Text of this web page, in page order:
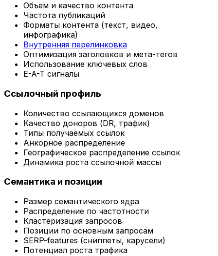
Объем и качество контента
Частота публикаций
Форматы контента (текст, видео,
инфографика)
Внутренняя перелинковка
Оптимизация заголовков и мета-тегов
Использование ключевых слов
E-A-T сигналы
Ссылочный профиль
Количество ссылающихся доменов
Качество доноров (DR, трафик)
Типы получаемых ссылок
Анкорное распределение
Географическое распределение ссылок
Динамика роста ссылочной массы
Семантика и позиции
Размер семантического ядра
Распределение по частотности
Кластеризация запросов
Позиции по основным запросам
SERP-features (сниппеты, карусели)
Потенциал роста трафика